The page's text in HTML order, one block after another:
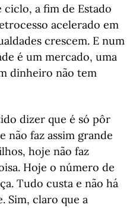
ciclo, a fim de Estado
acelerado em
crescem. E num
é um mercado, uma
dinheiro não tem
dizer que é só pôr
não faz assim grande
hoje não faz
Hoje o número de
Tudo custa e não há
Sim, claro que a